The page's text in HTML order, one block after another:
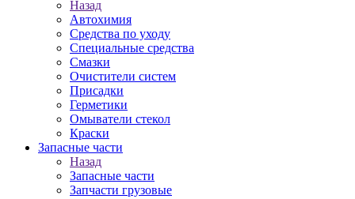
Назад
Автохимия
Средства по уходу
Специальные средства
Смазки
Очистители систем
Присадки
Герметики
Омыватели стекол
Краски
Запасные части
Назад
Запасные части
Запчасти грузовые